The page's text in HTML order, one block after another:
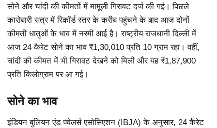
सोने और चांदी की कीमतों में मामूली गिरावट दर्ज की गई। पिछले
कारोबारी सत्र में रिकॉर्ड स्तर के करीब पहुंचने के बाद आज दोनों
कीमती धातुओं के भाव में नरमी आई है। राष्ट्रीय राजधानी दिल्ली में
आज 24 कैरेट सोने का भाव ₹1,30,010 प्रति 10 ग्राम रहा। वहीं,
चांदी की कीमत में भी गिरावट देखने को मिली और यह ₹1,87,900
प्रति किलोग्राम पर आ गई।
सोने का भाव
इंडियन बुलियन एंड ज्वेलर्स एसोसिएशन (IBJA) के अनुसार, 24 कैरेट